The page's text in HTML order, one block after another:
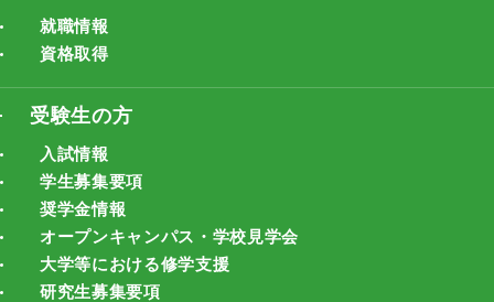
就職情報
資格取得
受験生の方
入試情報
学生募集要項
奨学金情報
オープンキャンパス・学校見学会
大学等における修学支援
研究生募集要項